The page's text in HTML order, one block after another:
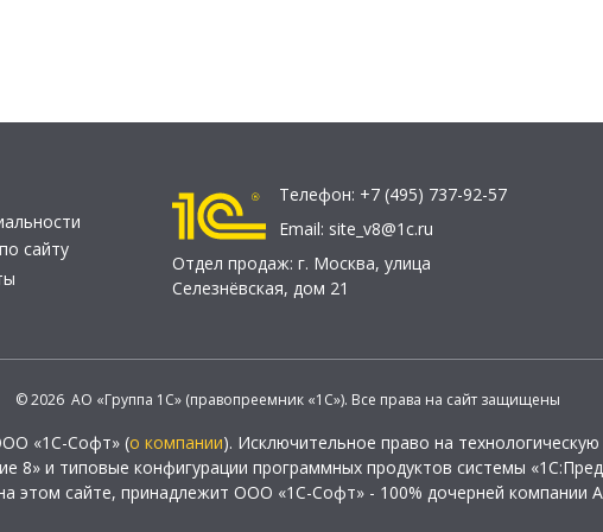
сайту
Телефон: +7 (495) 737-92-57
Email: site_v8@1c.ru
Отдел продаж: г. Москва, улица
Селезнёвская, дом 21
© 2026 АО «Группа 1С» (правопреемник «1С»). Все права на сайт защищены
«1С-Софт» (о компании). Исключительное право на
8» и типовые конфигурации программных продуктов системы
этом сайте, принадлежит ООО «1С-Софт» - 100% дочерней компании